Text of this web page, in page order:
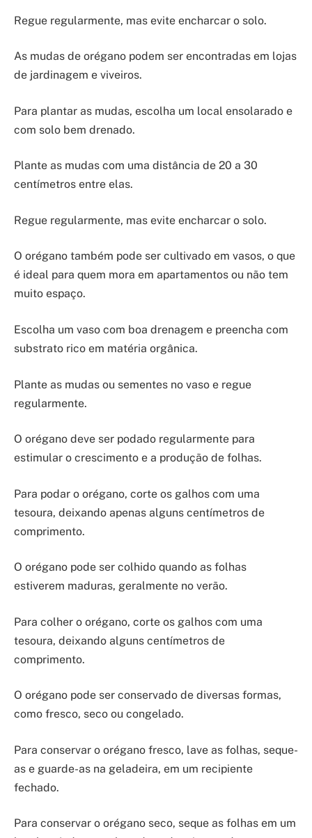
Regue regularmente, mas evite encharcar o solo.
As mudas de orégano podem ser encontradas em lojas
de jardinagem e viveiros.
Para plantar as mudas, escolha um local ensolarado e
com solo bem drenado.
Plante as mudas com uma distância de 20 a 30
centímetros entre elas.
Regue regularmente, mas evite encharcar o solo.
O orégano também pode ser cultivado em vasos, o que
é ideal para quem mora em apartamentos ou não tem
muito espaço.
Escolha um vaso com boa drenagem e preencha com
substrato rico em matéria orgânica.
Plante as mudas ou sementes no vaso e regue
regularmente.
O orégano deve ser podado regularmente para
estimular o crescimento e a produção de folhas.
Para podar o orégano, corte os galhos com uma
tesoura, deixando apenas alguns centímetros de
comprimento.
O orégano pode ser colhido quando as folhas
estiverem maduras, geralmente no verão.
Para colher o orégano, corte os galhos com uma
tesoura, deixando alguns centímetros de
comprimento.
O orégano pode ser conservado de diversas formas,
como fresco, seco ou congelado.
Para conservar o orégano fresco, lave as folhas, seque-
as e guarde-as na geladeira, em um recipiente
fechado.
Para conservar o orégano seco, seque as folhas em um